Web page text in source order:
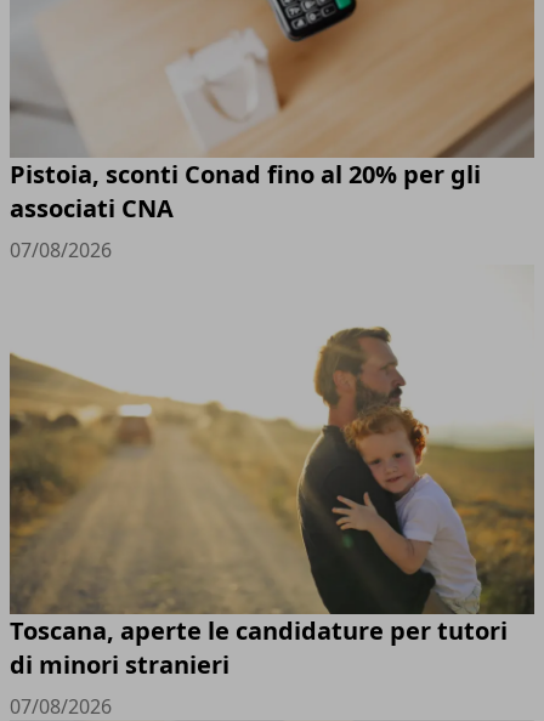
Pistoia, sconti Conad fino al 20% per gli
associati CNA
07/08/2026
Toscana, aperte le candidature per tutori
di minori stranieri
07/08/2026